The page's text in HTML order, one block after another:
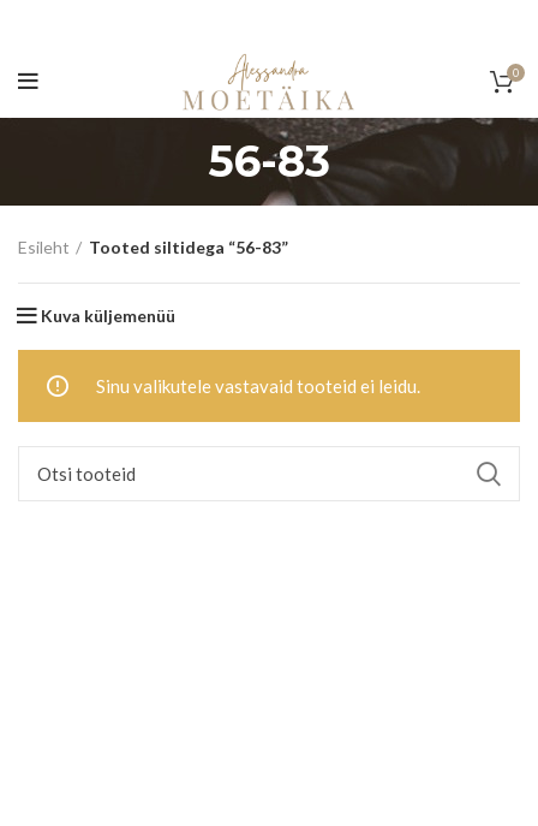
0
56-83
Esileht Tooted siltidega “56-83”
Kuva küljemenüü
Sinu valikutele vastavaid tooteid ei leidu.